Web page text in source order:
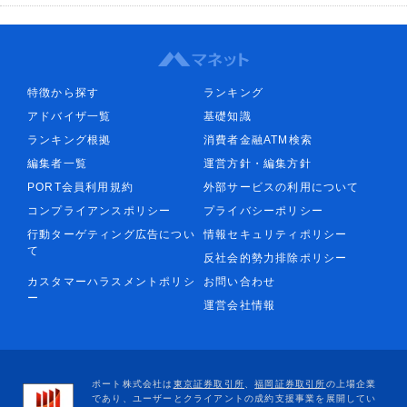
特徴から探す
ランキング
アドバイザ一覧
基礎知識
ランキング根拠
消費者金融ATM検索
編集者一覧
運営方針・編集方針
PORT会員利用規約
外部サービスの利用について
コンプライアンスポリシー
プライバシーポリシー
行動ターゲティング広告につい
て
情報セキュリティポリシー
反社会的勢力排除ポリシー
カスタマーハラスメントポリシ
ー
お問い合わせ
運営会社情報